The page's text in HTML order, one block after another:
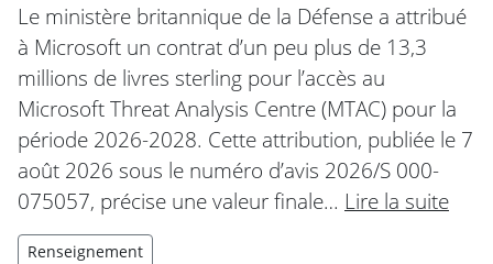
Le ministère britannique de la Défense a attribué
à Microsoft un contrat d’un peu plus de 13,3
millions de livres sterling pour l’accès au
Microsoft Threat Analysis Centre (MTAC) pour la
période 2026-2028. Cette attribution, publiée le 7
août 2026 sous le numéro d’avis 2026/S 000-
075057, précise une valeur finale… Lire la suite
Renseignement